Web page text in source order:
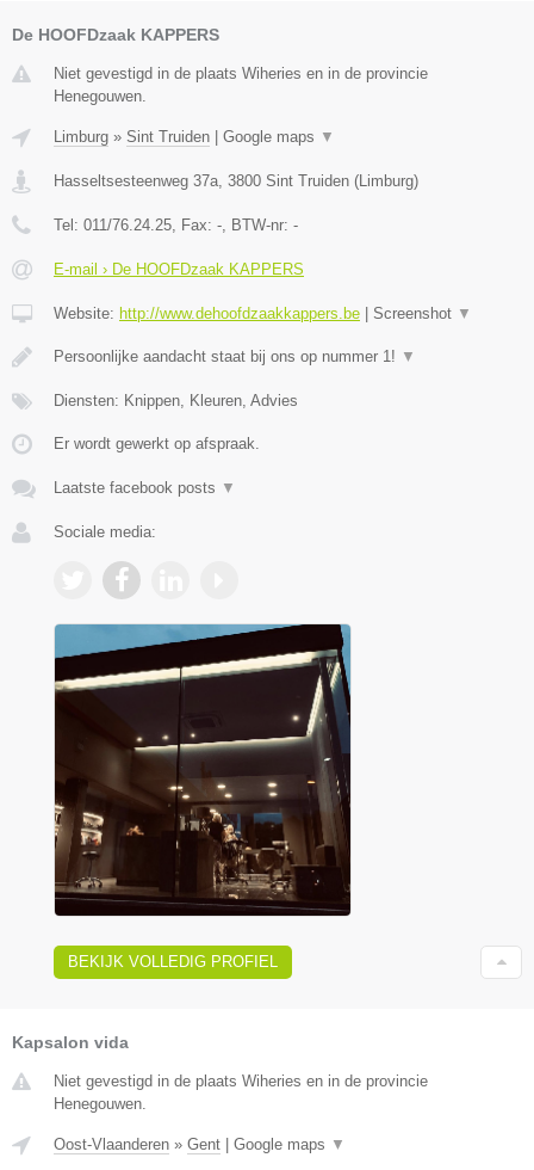
De HOOFDzaak KAPPERS
Niet gevestigd in de plaats Wiheries en in de provincie
Henegouwen.
Limburg » Sint Truiden | Google maps ▼
Hasseltsesteenweg 37a 3800 Sint Truiden (Limburg)
Tel: 011/76.24.25 , Fax: - , BTW-nr: -
E-mail › De HOOFDzaak KAPPERS
Website: http://www.dehoofdzaakkappers.be | Screenshot ▼
Persoonlijke aandacht staat bij ons op nummer 1! ▼
Diensten: Knippen, Kleuren, Advies
Er wordt gewerkt op afspraak.
Laatste facebook posts ▼
Sociale media:
BEKIJK VOLLEDIG PROFIEL
Kapsalon vida
Niet gevestigd in de plaats Wiheries en in de provincie
Henegouwen.
Oost-Vlaanderen » Gent | Google maps ▼